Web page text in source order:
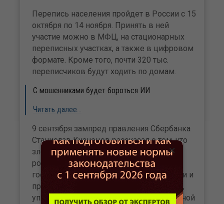
Перепись населения пройдет в России с 15
октября по 14 ноября. Принять в ней
участие можно в МФЦ, на стационарных
переписных участках, а также в цифровом
формате. Кроме того, почти 320 тыс.
переписчиков будут ходить по домам.
С мошенниками будет бороться ИИ
Читать далее…
9 сентября зампред правления Сбербанка
Станислав Кузнецов рассказал о том, что
злоумышленники начали присылать
россиянам сообщения якобы от портала
госуслуг об откреплении от поликлиники и
предлагают заново зарегистрироваться,
уплатив пошлину. При этом потенциальной
×